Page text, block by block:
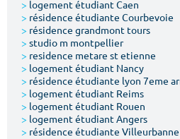
> logement étudiant Caen
> résidence étudiante Courbevoie
> résidence grandmont tours
> studio m montpellier
> residence metare st etienne
> logement étudiant Nancy
> résidence étudiante lyon 7eme
> logement étudiant Reims
> logement étudiant Rouen
> logement étudiant Angers
> résidence étudiante Villeurbanne